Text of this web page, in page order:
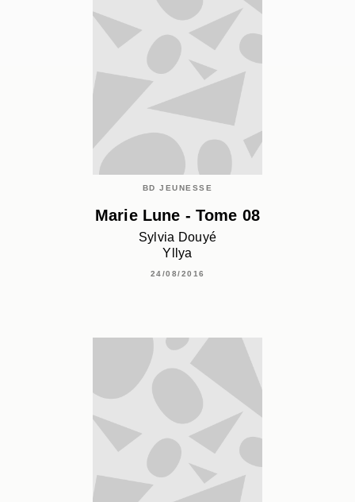
BD JEUNESSE
Marie Lune - Tome 08
Sylvia Douyé
Yllya
24/08/2016